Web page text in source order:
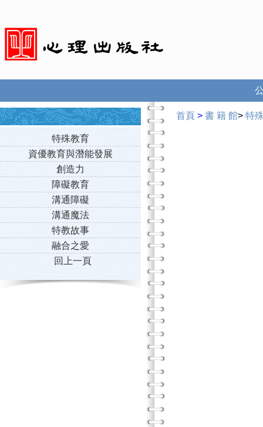
特殊教育
資優教育與潛能發展
創造力
障礙教育
溝通障礙
溝通魔法
特教故事
融合之愛
回上一頁
首頁 > 書 籍 館> 特